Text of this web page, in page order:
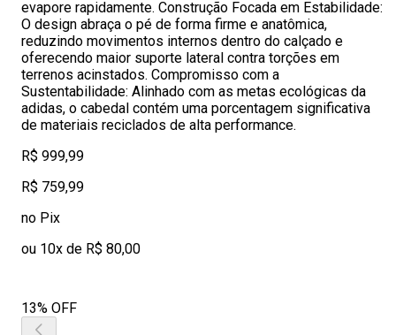
evapore rapidamente. Construção Focada em Estabilidade:
O design abraça o pé de forma firme e anatômica,
reduzindo movimentos internos dentro do calçado e
oferecendo maior suporte lateral contra torções em
terrenos acinstados. Compromisso com a
Sustentabilidade: Alinhado com as metas ecológicas da
adidas, o cabedal contém uma porcentagem significativa
de materiais reciclados de alta performance.
R$ 999,99
R$ 759,99
no Pix
ou 10x de R$ 80,00
13% OFF